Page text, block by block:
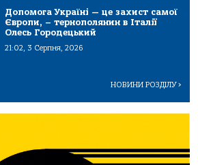
Допомога Україні — це захист самої
Європи, – тернополянин в Італії
Олесь Городецький
21:02, 3 Серпня, 2026
НОВИНИ РОЗДІЛУ>